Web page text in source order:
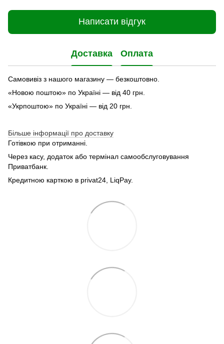
Написати відгук
Доставка Оплата
Самовивіз з нашого магазину — безкоштовно.
«Новою поштою» по Україні — від 40 грн.
«Укрпоштою» по Україні — від 20 грн.
Більше інформації про доставку
Готівкою при отриманні.
Через касу, додаток або термінал самообслуговування
Приватбанк.
Кредитною карткою в privat24, LiqPay.